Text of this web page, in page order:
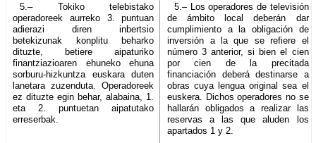
5.– Tokiko telebistako
operadoreek aurreko 3. puntuan
adierazi diren inbertsio
betekizunak konplitu beharko
dituzte, betiere aipaturiko
finantziazioaren ehuneko ehuna
sorburu-hizkuntza euskara duten
lanetara zuzenduta. Operadoreek
ez dituzte egin behar, alabaina, 1.
eta 2. puntuetan aipatutako
erreserbak.
5.– Los operadores de televisión
de ámbito local deberán dar
cumplimiento a la obligación de
inversión a la que se refiere el
número 3 anterior, si bien el cien
por cien de la precitada
financiación deberá destinarse a
obras cuya lengua original sea el
euskera. Dichos operadores no se
hallarán obligados a realizar las
reservas a las que aluden los
apartados 1 y 2.